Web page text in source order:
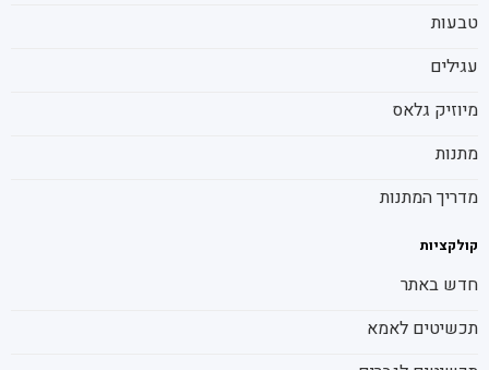
טבעות
עגילים
מיוזיק גלאס
מתנות
מדריך המתנות
קולקציות
חדש באתר
תכשיטים לאמא